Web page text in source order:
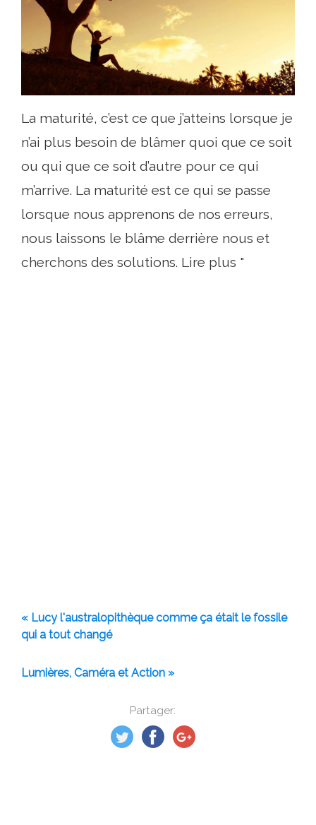
Partager:
La maturité, c’est ce que j’atteins lorsque je
n’ai plus besoin de blâmer quoi que ce soit
ou qui que ce soit d’autre pour ce qui
m’arrive. La maturité est ce qui se passe
lorsque nous apprenons de nos erreurs,
nous laissons le blâme derrière nous et
cherchons des solutions. Lire plus "
« Lucy l'australopithèque comme ça était le fossile
qui a tout changé
Lumières, Caméra et Action »